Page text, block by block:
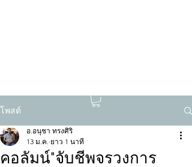
โพสต์
คอลัมน์"จับชีพจรวงการ
อ.อนุชา ทรงศิริ
13 ม.ค. ยาว 1 นาที